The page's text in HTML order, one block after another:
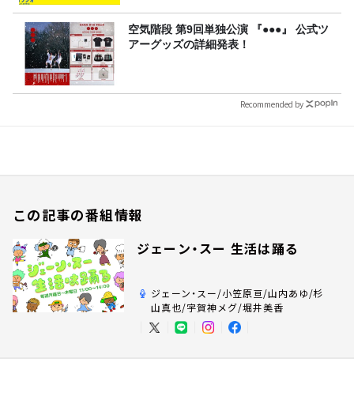
空気階段 第9回単独公演 『●●●』 公式ツ
アーグッズの詳細発表！
Recommended by
この記事の番組情報
ジェーン・スー 生活は踊る
ジェーン・スー/小笠原亘/山内あゆ/杉
山真也/宇賀神メグ/堀井美香